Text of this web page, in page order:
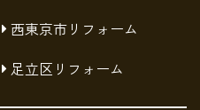
西東京市リフォーム
足立区リフォーム